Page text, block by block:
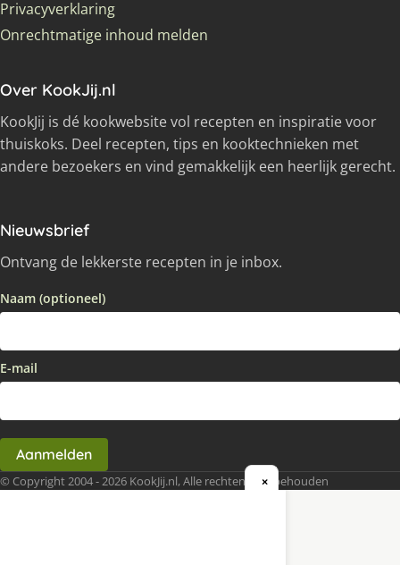
Privacyverklaring
Onrechtmatige inhoud melden
Over KookJij.nl
KookJij is dé kookwebsite vol recepten en inspiratie voor
thuiskoks. Deel recepten, tips en kooktechnieken met
andere bezoekers en vind gemakkelijk een heerlijk gerecht.
Nieuwsbrief
Ontvang de lekkerste recepten in je inbox.
Naam (optioneel)
E-mail
Aanmelden
© Copyright 2004 - 2026 KookJij.nl, Alle rechten voorbehouden
×